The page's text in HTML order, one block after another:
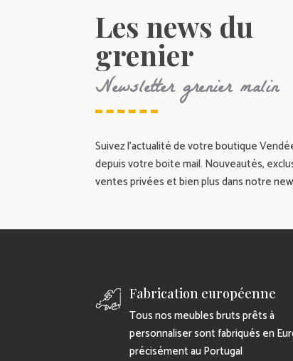
Les news du
grenier
Newsletter grenier malin
Suivez l’actualité de votre boutique
depuis votre boite mail. Nouveautés,
ventes privées et bien plus dans notre
Fabrication européenne
Tous nos meubles bruts prêts à
personnaliser sont fabriqués en
précisément au Portugal